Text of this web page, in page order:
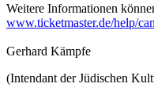
Weitere Informationen
www.ticketmaster.de/help/
Gerhard Kämpfe
(Intendant der Jüdischen